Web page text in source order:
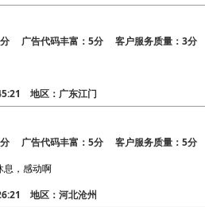
广告代码丰富：5分 客户服务质量：3分
地区：广东江门
广告代码丰富：5分 客户服务质量：5分
息，感动啊
地区：河北沧州